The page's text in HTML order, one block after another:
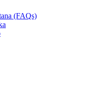
(FAQs)